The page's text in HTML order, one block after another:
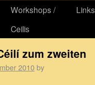
Workshops /
Ceilis
Links
zum zweiten
2010by